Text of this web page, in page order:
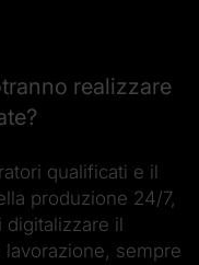
realizzare
qualificati e il
produzione 24/7,
digitalizzare il
sempre